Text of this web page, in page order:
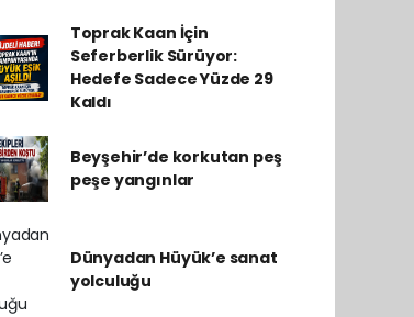
Toprak Kaan İçin
Seferberlik Sürüyor:
Hedefe Sadece Yüzde 29
Kaldı
Beyşehir’de korkutan peş
peşe yangınlar
Dünyadan Hüyük’e sanat
yolculuğu